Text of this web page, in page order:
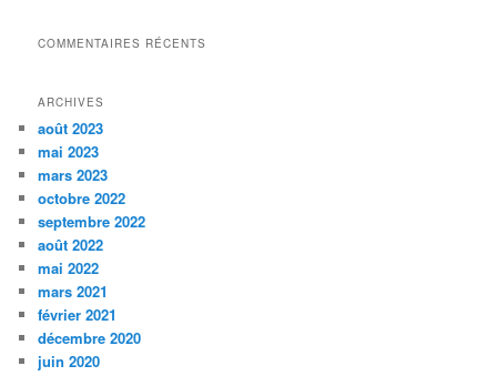
COMMENTAIRES RÉCENTS
ARCHIVES
août 2023
mai 2023
mars 2023
octobre 2022
septembre 2022
août 2022
mai 2022
mars 2021
février 2021
décembre 2020
juin 2020